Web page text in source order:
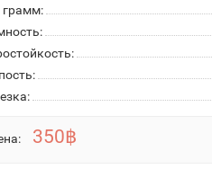
грамм:
350฿